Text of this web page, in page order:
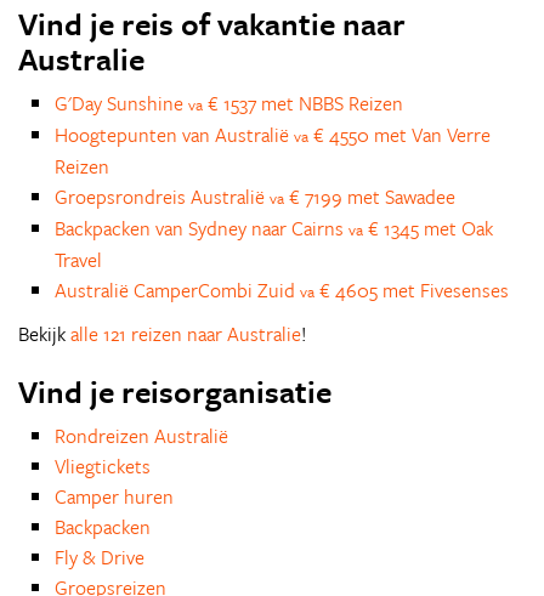
Vind je reis of vakantie naar
Australie
G'Day Sunshine va € 1537 met NBBS Reizen
Hoogtepunten van Australië va € 4550 met Van Verre
Reizen
Groepsrondreis Australië va € 7199 met Sawadee
Backpacken van Sydney naar Cairns va € 1345 met Oak
Travel
Australië CamperCombi Zuid va € 4605 met Fivesenses
Bekijkalle 121 reizen naar Australie!
Vind je reisorganisatie
Rondreizen Australië
Vliegtickets
Camper huren
Backpacken
Fly & Drive
Groepsreizen